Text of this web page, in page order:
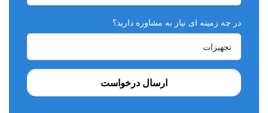
در چه زمینه ای نیاز به مشاوره دارید؟
ارسال درخواست